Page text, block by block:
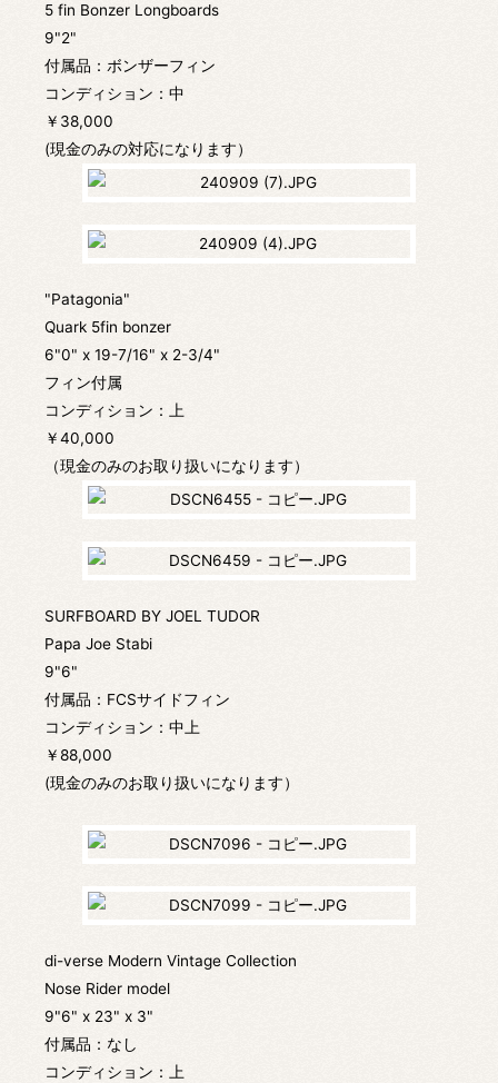
5 fin Bonzer Longboards
9"2"
付属品：ボンザーフィン
コンディション：中
￥38,000
(現金のみの対応になります）
"Patagonia"
Quark 5fin bonzer
6"0" x 19-7/16" x 2-3/4"
フィン付属
コンディション：上
￥40,000
（現金のみのお取り扱いになります）
SURFBOARD BY JOEL TUDOR
Papa Joe Stabi
9"6"
付属品：FCSサイドフィン
コンディション：中上
￥88,000
(現金のみのお取り扱いになります）
di-verse Modern Vintage Collection
Nose Rider model
9"6" x 23" x 3"
付属品：なし
コンディション：上